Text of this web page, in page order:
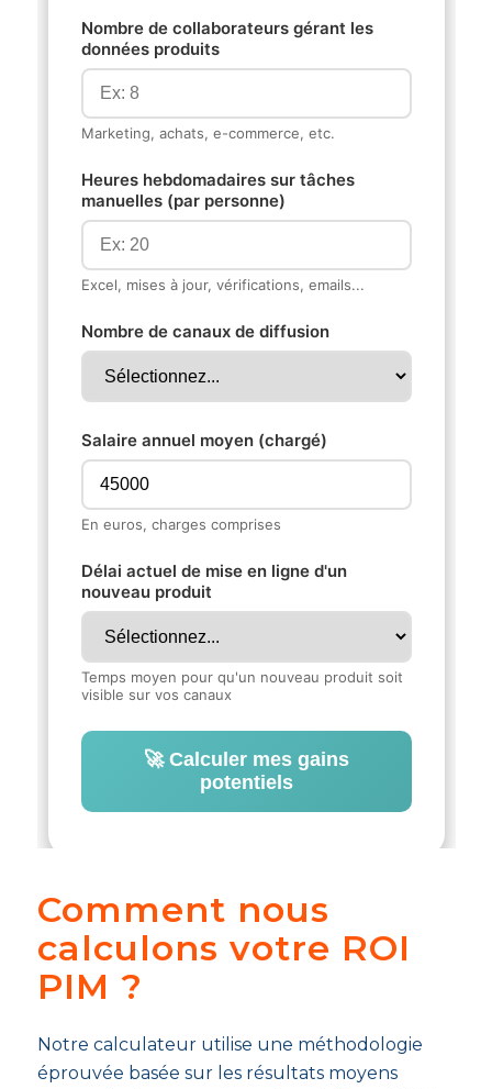
Comment nous
calculons votre ROI
PIM ?
Notre calculateur utilise une méthodologie
éprouvée basée sur les résultats moyens